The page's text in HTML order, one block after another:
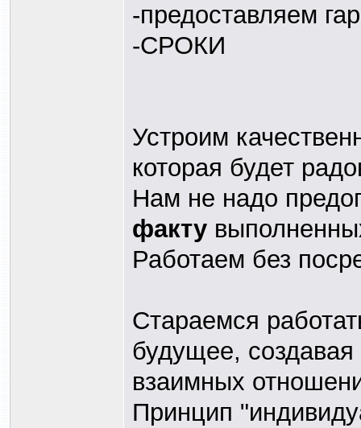
-предоставляем
-СРОКИ
Устроим
которая будет
Нам не надо
факту
Работаем без
Стараемся
будущее,
взаимных
Принцип